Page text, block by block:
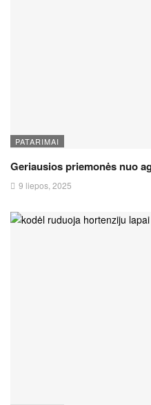
PATARIMAI
Geriausios priemonės nuo
9 liepos, 2025